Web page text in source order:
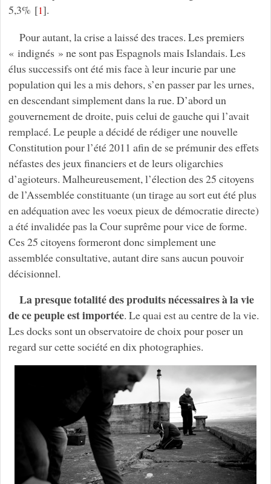
5,3% [1].
Pour autant, la crise a laissé des traces. Les premiers
« indignés » ne sont pas Espagnols mais Islandais. Les
élus successifs ont été mis face à leur incurie par une
population qui les a mis dehors, s’en passer par les urnes,
en descendant simplement dans la rue. D’abord un
gouvernement de droite, puis celui de gauche qui l’avait
remplacé. Le peuple a décidé de rédiger une nouvelle
Constitution pour l’été 2011 afin de se prémunir des effets
néfastes des jeux financiers et de leurs oligarchies
d’agioteurs. Malheureusement, l’élection des 25 citoyens
de l’Assemblée constituante (un tirage au sort eut été plus
en adéquation avec les voeux pieux de démocratie directe)
a été invalidée pas la Cour suprême pour vice de forme.
Ces 25 citoyens formeront donc simplement une
assemblée consultative, autant dire sans aucun pouvoir
décisionnel.
La presque totalité des produits nécessaires à la vie
de ce peuple est importée. Le quai est au centre de la vie.
Les docks sont un observatoire de choix pour poser un
regard sur cette société en dix photographies.